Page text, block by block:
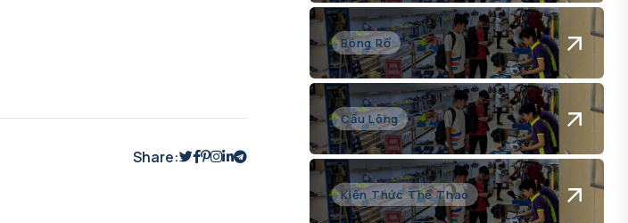
Share:
Bóng Rổ
Cầu Lông
Kiến Thức Thể Thao